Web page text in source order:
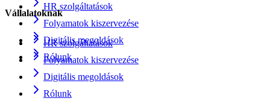
HR szolgáltatások
Folyamatok kiszervezése
Digitális megoldások
Rólunk
Vállalatoknak
HR szolgáltatások
Folyamatok kiszervezése
Digitális megoldások
Rólunk